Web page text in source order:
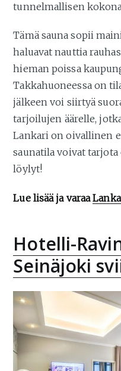
tunnelmallisen
Tämä sauna sopii
haluavat nauttia
hieman poissa
Takkahuoneessa on
jälkeen voi siirtyä
tarjoilujen äärelle,
Lankari on oivallinen
saunatila voivat
löylyt!
Lue lisää ja varaa
Hotelli-
Seinäjoki